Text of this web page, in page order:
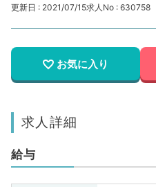
更新日 : 2021/07/15求人No : 630758
お気に入り
求人詳細
給与